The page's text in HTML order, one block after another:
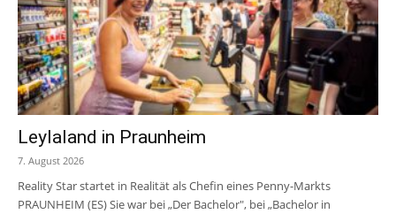
Leylaland in Praunheim
7. August 2026
Reality Star startet in Realität als Chefin eines Penny-Markts
PRAUNHEIM (ES) Sie war bei „Der Bachelor", bei „Bachelor in